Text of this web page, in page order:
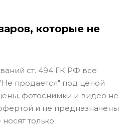
которые не
ст. 494 ГК РФ все
продается" под ценой
фотоснимки и видео не
и не предназначены
только